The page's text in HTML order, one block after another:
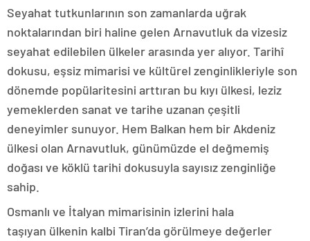
Seyahat tutkunlarının son zamanlarda uğrak
noktalarından biri haline gelen Arnavutluk da vizesiz
seyahat edilebilen ülkeler arasında yer alıyor. Tarihî
dokusu, eşsiz mimarisi ve kültürel zenginlikleriyle son
dönemde popülaritesini arttıran bu kıyı ülkesi, leziz
yemeklerden sanat ve tarihe uzanan çeşitli
deneyimler sunuyor. Hem Balkan hem bir Akdeniz
ülkesi olan Arnavutluk, günümüzde el değmemiş
doğası ve köklü tarihi dokusuyla sayısız zenginliğe
sahip.
Osmanlı ve İtalyan mimarisinin izlerini hala
taşıyan ülkenin kalbi Tiran’da görülmeye değerler